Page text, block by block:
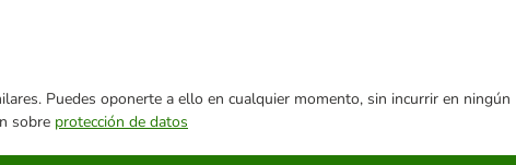
Puedes oponerte a ello en cualquier momento, sin incurrir en ningún
sobre protección de datos